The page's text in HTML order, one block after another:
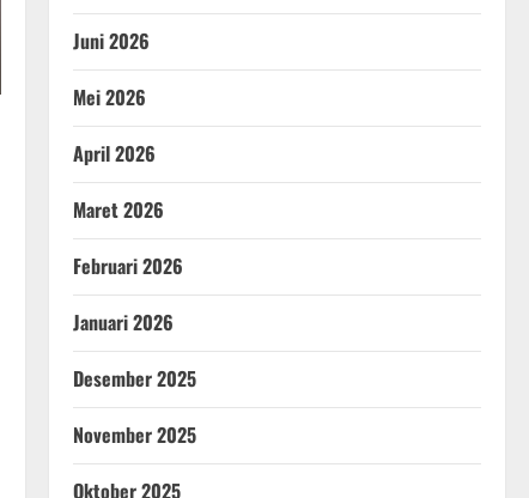
Juni 2026
Mei 2026
April 2026
Maret 2026
Februari 2026
Januari 2026
Desember 2025
November 2025
Oktober 2025